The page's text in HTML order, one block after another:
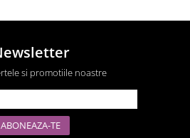
si promotiile noastre